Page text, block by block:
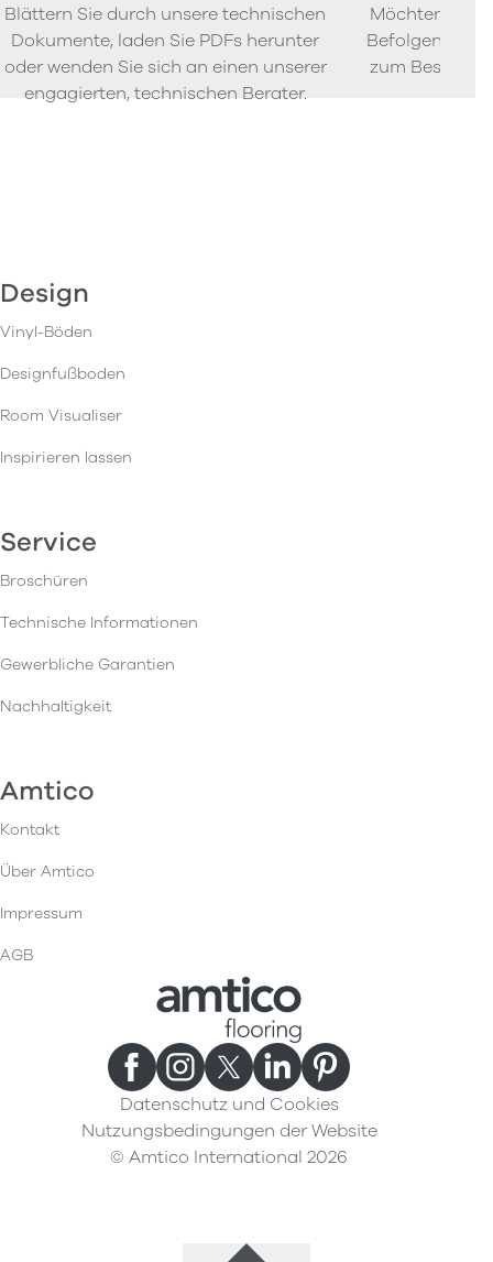
Blättern Sie durch unsere technischen
Dokumente, laden Sie PDFs herunter
oder wenden Sie sich an einen unserer
engagierten, technischen Berater.
Möchten Sie
Befolgen Sie
zum
Design
Vinyl-Böden
Designfußboden
Room Visualiser
Inspirieren lassen
Service
Broschüren
Technische Informationen
Gewerbliche Garantien
Nachhaltigkeit
Amtico
Kontakt
Über Amtico
Impressum
AGB
Datenschutz und Cookies
Nutzungsbedingungen der Website
© Amtico International 2026